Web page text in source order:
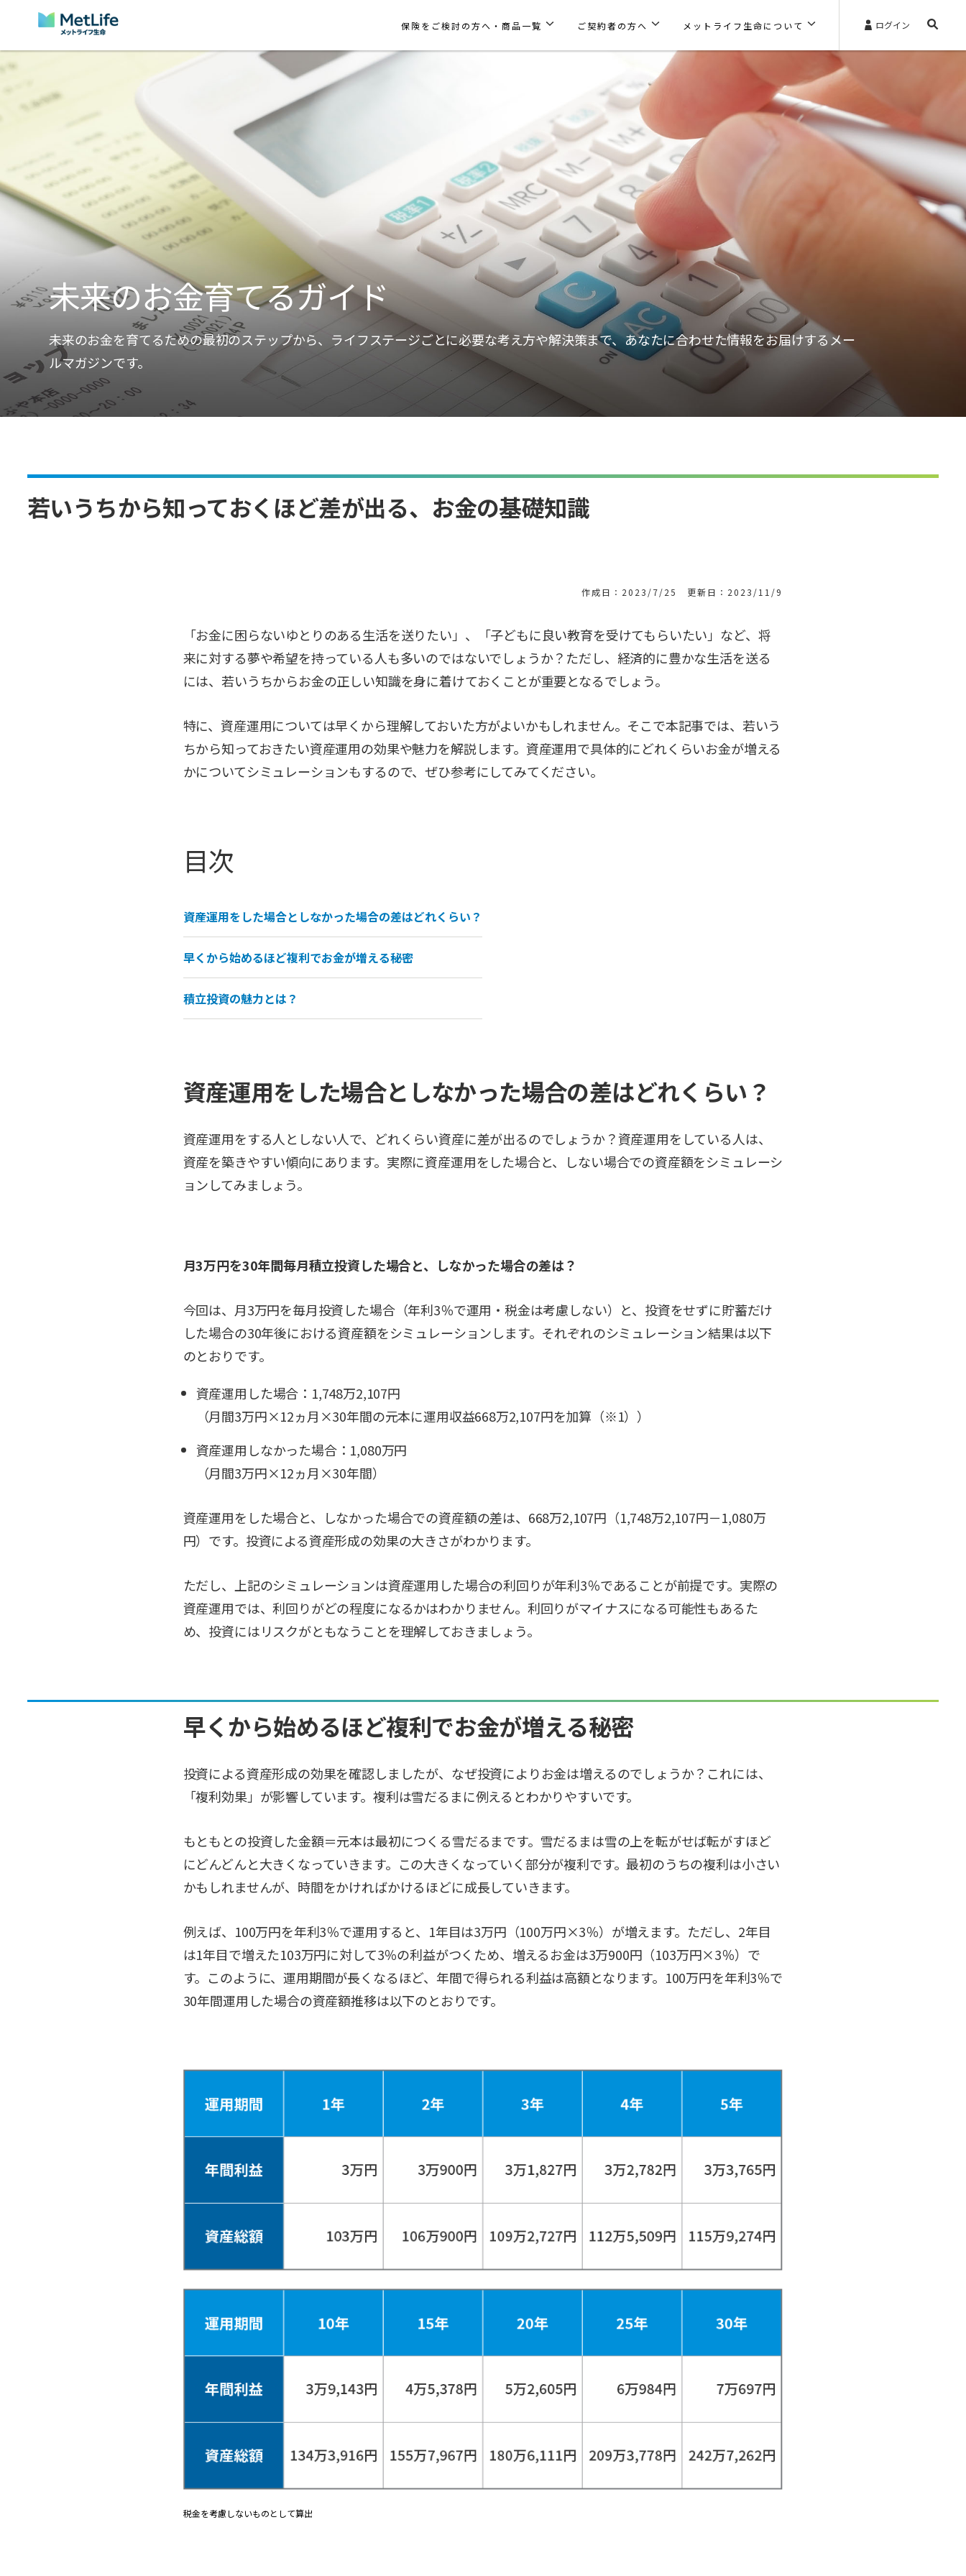
Skip Navigation
保険をご検討の方へ・商品一覧 ご契約者の方へ メットライフ生命について ログイン
未来のお金育てるガイド
未来のお金を育てるための最初のステップから、ライフステージごとに必要な考え方や解決策まで、あなたに合わせた情報をお届けするメー
ルマガジンです。
若いうちから知っておくほど差が出る、お金の基礎知識
作成日：2023/7/25 更新日：2023/11/9
「お金に困らないゆとりのある生活を送りたい」、「子どもに良い教育を受けてもらいたい」など、将
来に対する夢や希望を持っている人も多いのではないでしょうか？ただし、経済的に豊かな生活を送る
には、若いうちからお金の正しい知識を身に着けておくことが重要となるでしょう。
特に、資産運用については早くから理解しておいた方がよいかもしれません。そこで本記事では、若いう
ちから知っておきたい資産運用の効果や魅力を解説します。資産運用で具体的にどれくらいお金が増える
かについてシミュレーションもするので、ぜひ参考にしてみてください。
目次
資産運用をした場合としなかった場合の差はどれくらい？
早くから始めるほど複利でお金が増える秘密
積立投資の魅力とは？
資産運用をした場合としなかった場合の差はどれくらい？
資産運用をする人としない人で、どれくらい資産に差が出るのでしょうか？資産運用をしている人は、
資産を築きやすい傾向にあります。実際に資産運用をした場合と、しない場合での資産額をシミュレーシ
ョンしてみましょう。
月3万円を30年間毎月積立投資した場合と、しなかった場合の差は？
今回は、月3万円を毎月投資した場合（年利3％で運用・税金は考慮しない）と、投資をせずに貯蓄だけ
した場合の30年後における資産額をシミュレーションします。それぞれのシミュレーション結果は以下
のとおりです。
資産運用した場合：1,748万2,107円
（月間3万円×12ヵ月×30年間の元本に運用収益668万2,107円を加算（※1））
資産運用しなかった場合：1,080万円
（月間3万円×12ヵ月×30年間）
資産運用をした場合と、しなかった場合での資産額の差は、668万2,107円（1,748万2,107円－1,080万
円）です。投資による資産形成の効果の大きさがわかります。
ただし、上記のシミュレーションは資産運用した場合の利回りが年利3％であることが前提です。実際の
資産運用では、利回りがどの程度になるかはわかりません。利回りがマイナスになる可能性もあるた
め、投資にはリスクがともなうことを理解しておきましょう。
早くから始めるほど複利でお金が増える秘密
投資による資産形成の効果を確認しましたが、なぜ投資によりお金は増えるのでしょうか？これには、
「複利効果」が影響しています。複利は雪だるまに例えるとわかりやすいです。
もともとの投資した金額＝元本は最初につくる雪だるまです。雪だるまは雪の上を転がせば転がすほど
にどんどんと大きくなっていきます。この大きくなっていく部分が複利です。最初のうちの複利は小さい
かもしれませんが、時間をかければかけるほどに成長していきます。
例えば、100万円を年利3％で運用すると、1年目は3万円（100万円×3％）が増えます。ただし、2年目
は1年目で増えた103万円に対して3％の利益がつくため、増えるお金は3万900円（103万円×3％）で
す。このように、運用期間が長くなるほど、年間で得られる利益は高額となります。100万円を年利3％で
30年間運用した場合の資産額推移は以下のとおりです。
税金を考慮しないものとして算出